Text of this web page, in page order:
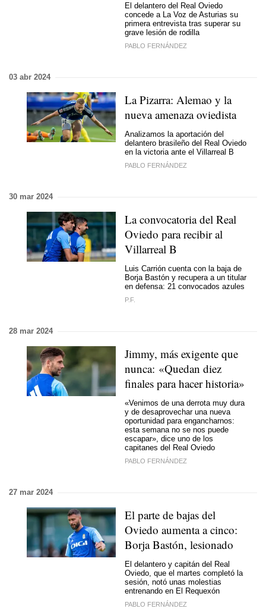
El delantero del Real Oviedo
concede a La Voz de Asturias su
primera entrevista tras superar su
grave lesión de rodilla
PABLO FERNÁNDEZ
03 abr 2024
La Pizarra: Alemao y la
nueva amenaza oviedista
Analizamos la aportación del
delantero brasileño del Real Oviedo
en la victoria ante el Villarreal B
PABLO FERNÁNDEZ
30 mar 2024
La convocatoria del Real
Oviedo para recibir al
Villarreal B
Luis Carrión cuenta con la baja de
Borja Bastón y recupera a un titular
en defensa: 21 convocados azules
P.F.
28 mar 2024
Jimmy, más exigente que
nunca: «Quedan diez
finales para hacer historia»
«Venimos de una derrota muy dura
y de desaprovechar una nueva
oportunidad para engancharnos:
esta semana no se nos puede
escapar», dice uno de los
capitanes del Real Oviedo
PABLO FERNÁNDEZ
27 mar 2024
El parte de bajas del
Oviedo aumenta a cinco:
Borja Bastón, lesionado
El delantero y capitán del Real
Oviedo, que el martes completó la
sesión, notó unas molestias
entrenando en El Requexón
PABLO FERNÁNDEZ